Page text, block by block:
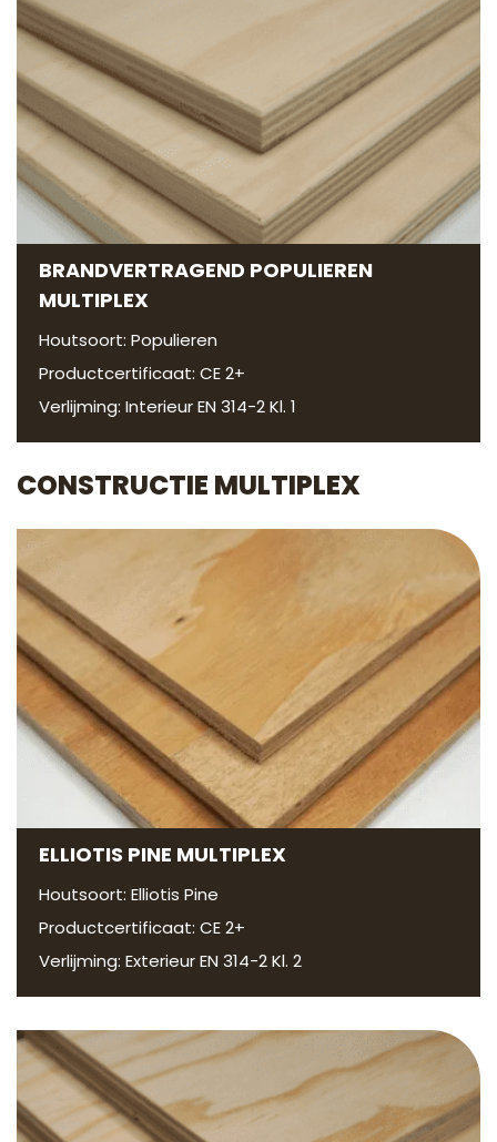
BRANDVERTRAGEND POPULIEREN
MULTIPLEX
Verlijming: Interieur EN 314-2 Kl. 1
Productcertificaat: CE 2+
Houtsoort: Populieren
CONSTRUCTIE MULTIPLEX
ELLIOTIS PINE MULTIPLEX
Productcertificaat: CE 2+
Verlijming: Exterieur EN 314-2 Kl. 2
Houtsoort: Elliotis Pine